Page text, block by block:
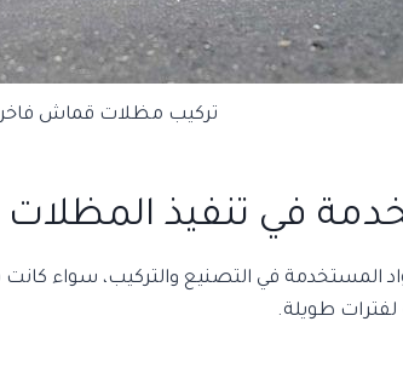
تركيب مظلات قماش
في تنفيذ المظلات
في التصنيع والتركيب، سواء كانت
لفترات طويلة.